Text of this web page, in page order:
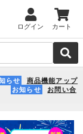
ログイン カート
らせ
商品機能アップ
お知らせ
お問い合